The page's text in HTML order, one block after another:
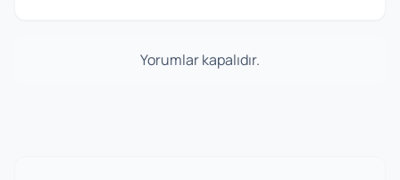
Yorumlar kapalıdır.